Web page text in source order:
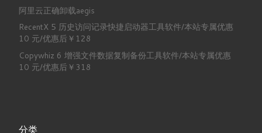
阿里云正确卸载aegis
RecentX 5 历史访问记录快捷启动器工具软件/本站专属优惠
10 元/优惠后￥128
Copywhiz 6 增强文件数据复制备份工具软件/本站专属优惠
10 元/优惠后￥318
分类